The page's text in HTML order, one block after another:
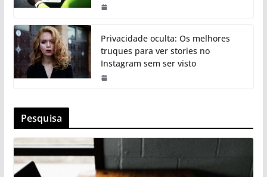
Privacidade oculta: Os melhores
truques para ver stories no
Instagram sem ser visto
Pesquisa